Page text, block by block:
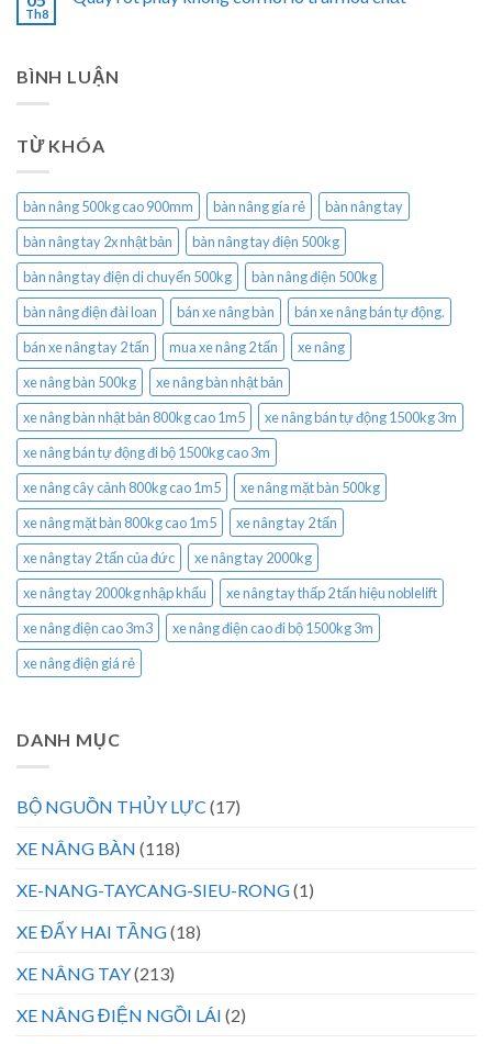
Th8
BÌNH LUẬN
TỪ KHÓA
bàn nâng 500kg cao 900mm bàn nâng gía rẻ
bàn nâng tay
bàn nâng tay 2x nhật bản
bàn nâng tay điện 500kg
bàn nâng tay điện di chuyển 500kg
bàn nâng điện 500kg
bàn nâng điện đài loan
bán xe nâng bàn
bán xe nâng bán tự động.
bán xe nâng tay 2 tấn
mua xe nâng 2 tấn
xe nâng
xe nâng bàn 500kg
xe nâng bàn nhật bản
xe nâng bàn nhật bản 800kg cao 1m5
xe nâng bán tự động 1500kg 3m
xe nâng bán tự động đi bộ 1500kg cao 3m
xe nâng cây cảnh 800kg cao 1m5
xe nâng mặt bàn 500kg
xe nâng mặt bàn 800kg cao 1m5
xe nâng tay 2 tấn
xe nâng tay 2 tấn của đức
xe nâng tay 2000kg
xe nâng tay 2000kg nhập khẩu
xe nâng tay thấp 2 tấn hiệu noblelift
xe nâng điện cao 3m3
xe nâng điện cao đi bộ 1500kg 3m
xe nâng điện giá rẻ
DANH MỤC
BỘ NGUỒN THỦY LỰC (17)
XE NÂNG BÀN (118)
XE-NANG-TAYCANG-SIEU-RONG(1)
XE ĐẨY HAI TẦNG(18)
XE NÂNG TAY(213)
XE NÂNG ĐIỆN NGỒI LÁI (2)